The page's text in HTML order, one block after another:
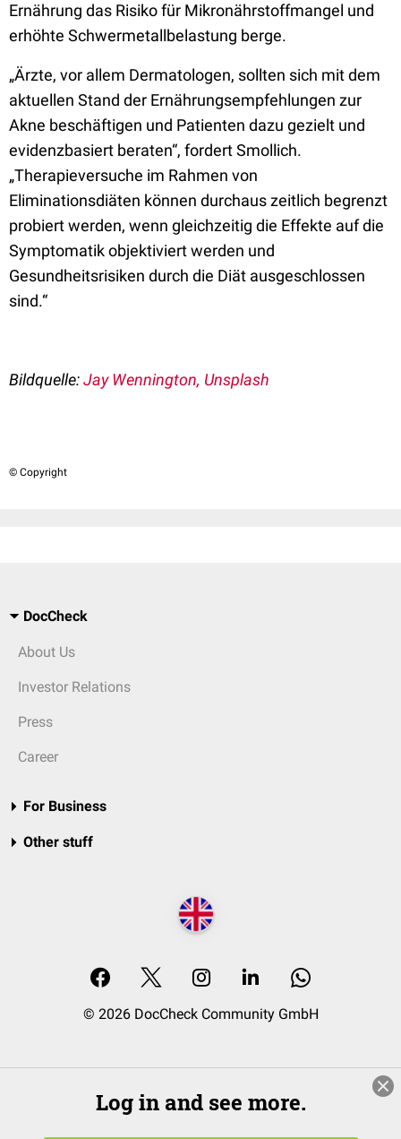
Ernährung das Risiko für Mikronährstoffmangel und
erhöhte Schwermetallbelastung berge.
„Ärzte, vor allem Dermatologen, sollten sich mit dem
aktuellen Stand der Ernährungsempfehlungen zur
Akne beschäftigen und Patienten dazu gezielt und
evidenzbasiert beraten“, fordert Smollich.
„Therapieversuche im Rahmen von
Eliminationsdiäten können durchaus zeitlich begrenzt
probiert werden, wenn gleichzeitig die Effekte auf die
Symptomatik objektiviert werden und
Gesundheitsrisiken durch die Diät ausgeschlossen
sind.“
Bildquelle:Jay Wennington, Unsplash
© Copyright
DocCheck
About Us
Investor Relations
Press
Career
For Business
Other stuff
© 2026 DocCheck Community GmbH
Log in and see more.